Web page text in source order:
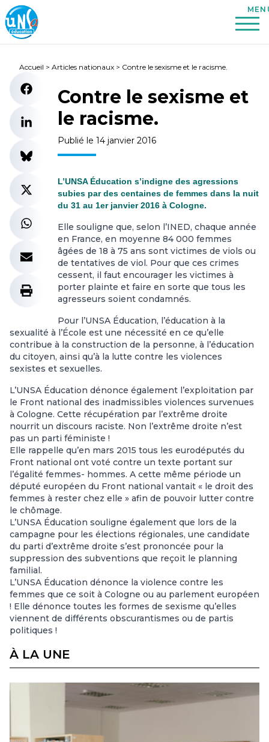
Accueil > Articles nationaux > Contre le sexisme et le racisme.
Contre le sexisme et
le racisme.
Publié le 14 janvier 2016
L’UNSA Éducation s’indigne des agressions
subies par des centaines de femmes dans la nuit
du 31 au 1er janvier 2016 à Cologne.
Elle souligne que, selon l’INED, chaque année
en France, en moyenne 84 000 femmes
âgées de 18 à 75 ans sont victimes de viols ou
de tentatives de viol. Pour que ces crimes
cessent, il faut encourager les victimes à
porter plainte et faire en sorte que tous les
agresseurs soient condamnés.
Pour l’UNSA Éducation, l’éducation à la
sexualité à l’École est une nécessité en ce qu’elle
contribue à la construction de la personne, à l’éducation
du citoyen, ainsi qu’à la lutte contre les violences
sexistes et sexuelles.
L’UNSA Éducation dénonce également l’exploitation par
le Front national des inadmissibles violences survenues
à Cologne. Cette récupération par l’extrême droite
nourrit un discours raciste. Non l’extrême droite n’est
pas un parti féministe !
Elle rappelle qu’en mars 2015 tous les eurodéputés du
Front national ont voté contre un texte portant sur
l’égalité femmes- hommes. A cette même période un
député européen du Front national vantait « le droit des
femmes à rester chez elle » afin de pouvoir lutter contre
le chômage.
L’UNSA Éducation souligne également que lors de la
campagne pour les élections régionales, une candidate
du parti d’extrême droite s’est prononcée pour la
suppression des subventions que reçoit le planning
familial.
L’UNSA Éducation dénonce la violence contre les
femmes que ce soit à Cologne ou au parlement européen
! Elle dénonce toutes les formes de sexisme qu’elles
viennent de différents obscurantismes ou de partis
politiques !
À LA UNE